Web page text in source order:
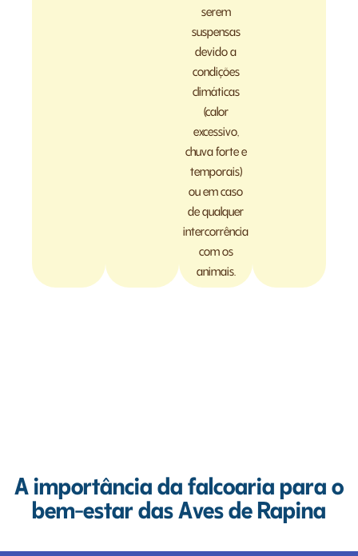
serem
suspensas
devido a
condições
climáticas
(calor
excessivo,
chuva forte e
temporais)
ou em caso
de qualquer
intercorrência
com os
animais.
A importância da falcoaria para o
bem-estar das Aves de Rapina